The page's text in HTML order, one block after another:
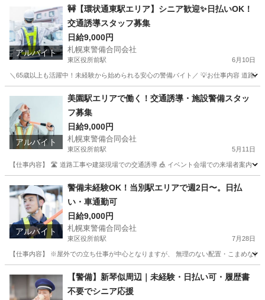
環状通東駅 警備員 スタッフ
アルバイト
🚧【環状通東駅エリア】シニア歓迎✨日払いOK！
交通誘導スタッフ募集
日給9,000円
札幌東警備合同会社
東区役所前駅 6月10日
＼65歳以上も活躍中！未経験から始められる安心の警備バイト／ 💡お仕事内容 道路
東区役所前駅 警備員 スタッフ
アルバイト
美園駅エリアで働く！交通誘導・施設警備スタッ
フ募集
日給9,000円
札幌東警備合同会社
東区役所前駅 5月11日
【仕事内容】 🛣️ 道路工事や建築現場での交通誘導 🎪 イベント会場での来場者案内
東区役所前駅 警備員 スタッフ
アルバイト
警備未経験OK！当別駅エリアで週2日〜。日払
い・車通勤可
日給9,000円
札幌東警備合同会社
東区役所前駅 7月28日
【仕事内容】 ※屋外での立ち仕事が中心となりますが、 無理のない配置・こまめな
東区役所前駅 その他 個室
【警備】新琴似周辺｜未経験・日払い可・履歴書
不要でシニア応援